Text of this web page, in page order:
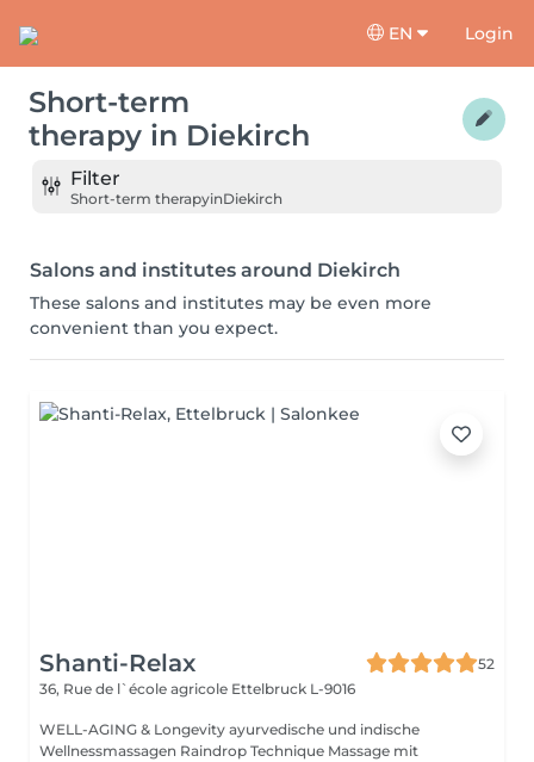
EN Login
Short-term
therapy in Diekirch
Filter
Short-term therapyinDiekirch
Salons and institutes around Diekirch
These salons and institutes may be even more
convenient than you expect.
Shanti-Relax
52
36, Rue de l`école agricole Ettelbruck L-9016
WELL-AGING & Longevity ayurvedische und indische
Wellnessmassagen Raindrop Technique Massage mit